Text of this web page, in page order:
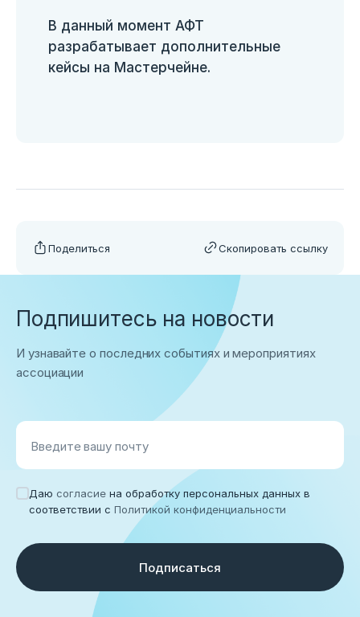
В данный момент АФТ
разрабатывает дополнительные
кейсы на Мастерчейне.
Поделиться Скопировать ссылку
Подпишитесь на новости
И узнавайте о последних событиях и мероприятиях
ассоциации
Введите вашу почту
Даю согласие на обработку персональных данных в
соответствии с Политикой конфиденциальности
Подписаться